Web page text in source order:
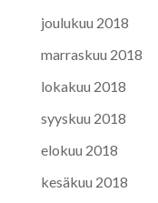
joulukuu 2018
marraskuu 2018
lokakuu 2018
syyskuu 2018
elokuu 2018
kesäkuu 2018